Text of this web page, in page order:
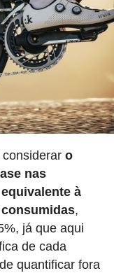
o
nas
à
,
já que aqui
de cada
quantificar fora